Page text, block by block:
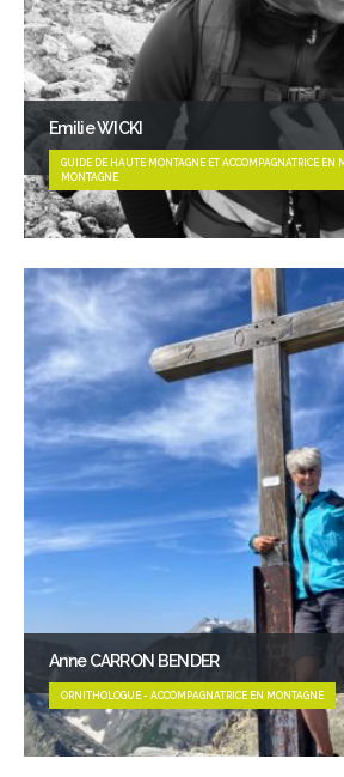
Emilie WICKI
GUIDE DE HAUTE MONTAGNE ET ACCOMPAGNATRICE EN
MONTAGNE
Anne CARRON BENDER
ORNITHOLOGUE - ACCOMPAGNATRICE EN MONTAGNE